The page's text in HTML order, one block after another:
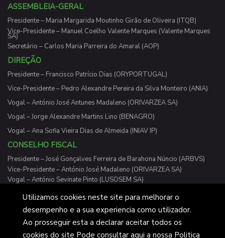
ASSEMBLEIA-GERAL
Presidente – Maria Margarida Moutinho Girão de Oliveira (ITQB)
Vice-Presidente – Manuel Coelho Valente Marques (Valente Marques
SA)
Secretário – Carlos Maria Parreira do Amaral (AOP)
DIREÇÃO
Presidente – Francisco Patrício Dias (ORYPORTUGAL)
Vice-Presidente – Pedro Alexandre Pereira da Silva Monteiro (ANIA)
Vogal – António José Antunes Madaleno (ORIVARZEA SA)
Vogal – Jorge Alexandre Martins Lino (BENAGRO)
Vogal – Ana Sofia Vieira Dias de Almeida (INIAV IP)
CONSELHO FISCAL
Presidente – José Gonçalves Ferreira de Barahona Núncio (ARBVS)
Vice-Presidente – António José Madaleno (ORIVARZEA SA)
Vogal – António Sevinate Pinto (LUSOSEM SA)
Cotarroz 2026 © Desenvolvido pelos Cavalheiros do Gato
Utilizamos cookies neste site para melhorar o
desempenho e a sua experiencia como utilizador.
Ao prosseguir esta a declarar aceitar todos os
cookies do site Pode consultar aqui a nossa Politica